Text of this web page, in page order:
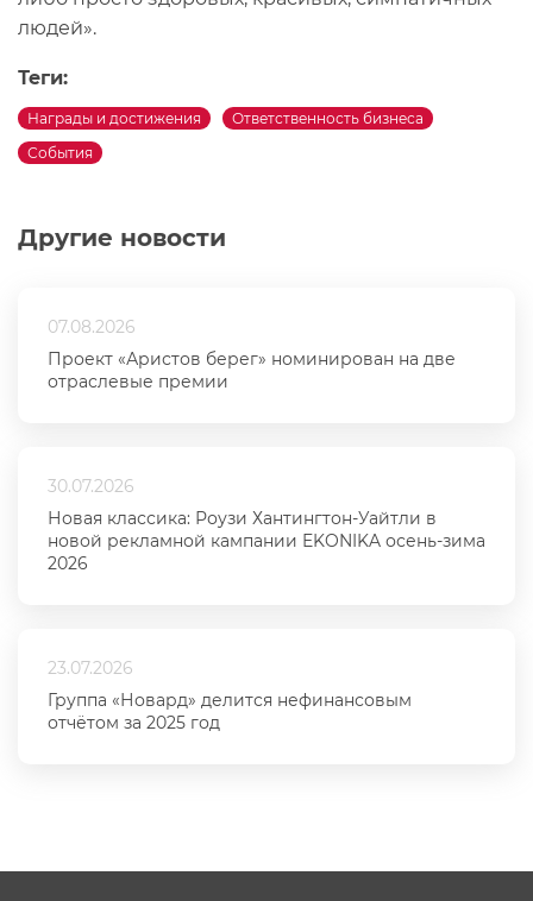
Другие новости
07.08.2026
Проект «Аристов берег» номинирован на две
отраслевые премии
30.07.2026
Новая классика: Роузи Хантингтон-Уайтли в
новой рекламной кампании EKONIKA осень-зима
2026
23.07.2026
Группа «Новард» делится нефинансовым
отчётом за 2025 год
людей».
Теги:
Награды и достижения
Ответственность бизнеса
События